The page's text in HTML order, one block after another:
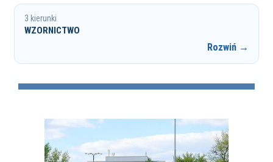
3 kierunki
WZORNICTWO
Rozwiń →